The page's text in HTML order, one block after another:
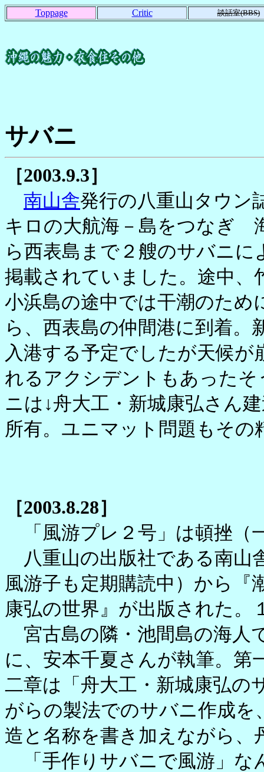
Toppage Critic 談話室(BBS)
サバニ
［2003.9.3］
南山舎発行の八重山タウン
キロの大航海－島をつなぎ
ら西表島まで２艘のサバニ
掲載されていました。途中、
小浜島の途中では干潮のた
ら、西表島の仲間港に到着
入港する予定でしたが天候
れるアクシデントもあった
ニは↓舟大工・新城康弘さん
所有。ユニマット問題もそ
［2003.8.28］
「風游プレ２号」は頓挫（
八重山の出版社である南山
風游子も定期購読中）から
康弘の世界』が出版された。
宮古島の隣・池間島の海人
に、安本千夏さんが執筆。第
二章は「舟大工・新城康弘の
がらの製法でのサバニ作成を
造と名称を書き加えながら、
「手作りサバニで風游」な